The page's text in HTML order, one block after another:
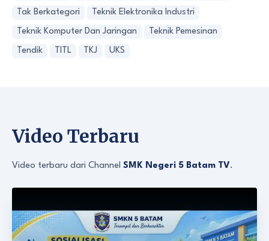
Tak Berkategori Teknik Elektronika Industri
Teknik Komputer Dan Jaringan Teknik Pemesinan
Tendik TITL TKJ UKS
Video Terbaru
Video terbaru dari Channel SMK Negeri 5 Batam TV.